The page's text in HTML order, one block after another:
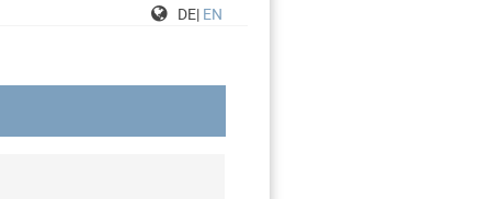
DE| EN